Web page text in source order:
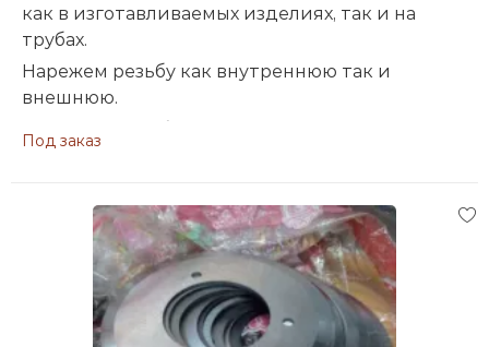
как в изготавливаемых изделиях, так и на
трубах.
Нарежем резьбу как внутреннюю так и
внешнюю.
Нарезаем резьбы на следующих видах
материала заготовок, изделий:
На черном металле;
На цветном металле;
На нержавейке;
На пластике.
При необходимости звоните или пишите в
Вайбер, контакты указаны в объявленни, при
Под заказ